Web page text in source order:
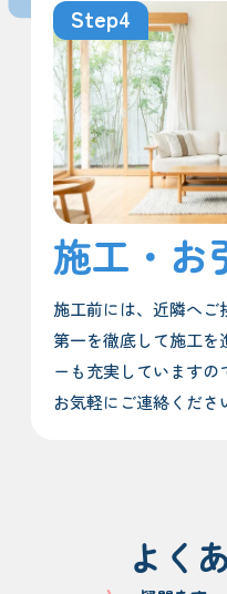
Step4
施工・お
施工前には、近隣へ
第一を徹底して施工を
ーも充実しています
お気軽にご連絡くださ
よく